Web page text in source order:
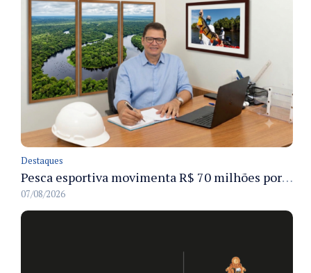
Destaques
Pesca esportiva movimenta R$ 70 milhões por ano e ganha espaço na economia sustentável do Amazonas
07/08/2026